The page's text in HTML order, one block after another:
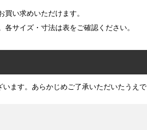
い求めいただけます。
サイズ・寸法は表をご確認ください。
ます。あらかじめご了承いただいたうえで